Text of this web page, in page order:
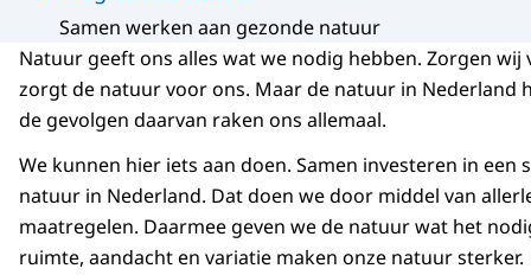
Samen werken aan gezonde natuur
Natuur geeft ons alles wat we nodig hebben. Zorgen wij
zorgt de natuur voor ons. Maar de natuur in Nederland
de gevolgen daarvan raken ons allemaal.
We kunnen hier iets aan doen. Samen investeren in een
natuur in Nederland. Dat doen we door middel van
maatregelen. Daarmee geven we de natuur wat het
ruimte, aandacht en variatie maken onze natuur sterker.